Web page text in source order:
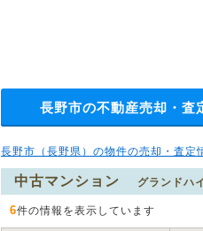
長野市の不動産売却・査
長野市（長野県）の物件の売却・査定
中古マンション グランドハ
6件の情報を表示しています